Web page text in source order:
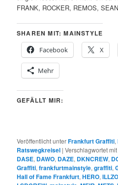
FRANK, ROCKER, REMOS,
SHAREN MIT: MAINSTYLE
Facebook
X
Mehr
GEFÄLLT MIR:
Veröffentlicht unterFrankfurt Graffiti,
Ratswegkreisel |Verschlagwortet mit
DASE, DAWO, DAZE, DKNCREW,
Graffiti,frankfurtmainstyle,graffiti,
Hall of Fame Frankfurt,HERO,